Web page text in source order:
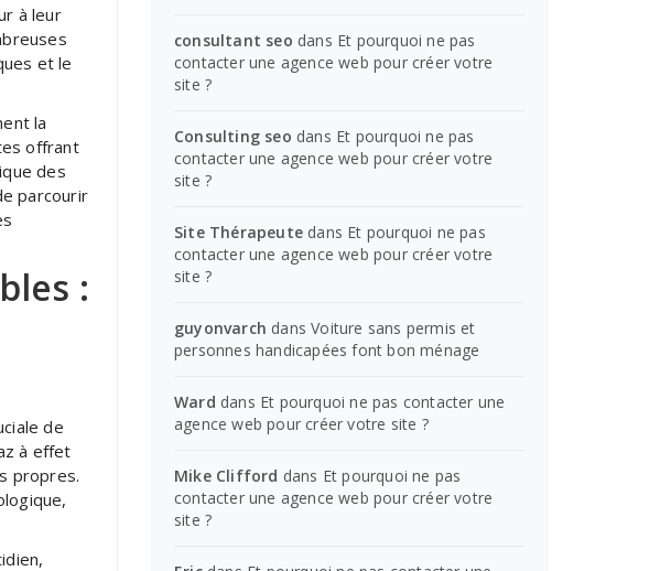
à leur
et le
la
offrant
des
parcourir
:
de
à effet
propres.
consultant seo dans Et pourquoi ne pas
contacter une agence web pour créer votre
site ?
Consulting seo dans Et pourquoi ne pas
contacter une agence web pour créer votre
site ?
Site Thérapeute dans Et pourquoi ne pas
contacter une agence web pour créer votre
site ?
guyonvarch dansVoiture sans permis et
personnes handicapées font bon ménage
Ward dans Et pourquoi ne pas contacter une
agence web pour créer votre site ?
Mike Clifford dans Et pourquoi ne pas
contacter une agence web pour créer votre
site ?